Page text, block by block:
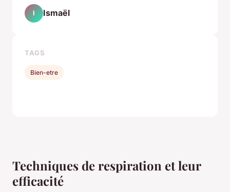
Techniques de respiration et leur
efficacité
I Ismaël
TAGS
Bien-etre